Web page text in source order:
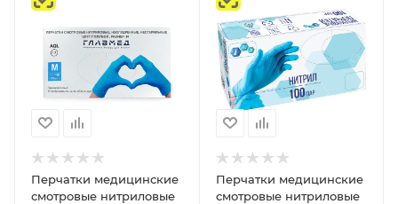
Перчатки медицинские
смотровые нитриловые
Перчатки медицинские
смотровые нитриловые